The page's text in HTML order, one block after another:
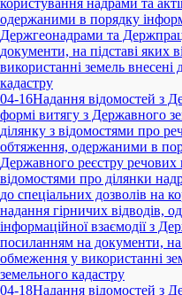
користування надрами та
одержаними в порядку
Держгеонадрами та
документи, на підставі яких
використанні земель
кадастру
04-16Надання відомостей з
формі витягу з Державного
ділянку з відомостями про
обтяження, одержаними в
Державного реєстру
відомостями про ділянки
до спеціальних дозволів на
надання гірничих відводів,
інформаційної взаємодії з
посиланням на документи, на
обмеження у використанні
земельного кадастру
04-18Надання відомостей з